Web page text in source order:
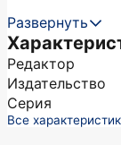
Развернуть
Редактор
Издательство
Серия
Все